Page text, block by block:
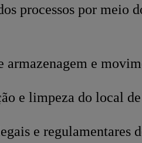
processos por meio
armazenagem e
e limpeza do local
e regulamentares